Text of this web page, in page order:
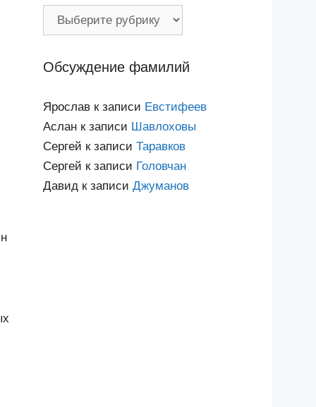
Обсуждение фамилий
Ярослав к записи Евстифеев
Аслан к записи Шавлоховы
Сергей к записи Таравков
Сергей к записи Головчан
Давид к записи Джуманов